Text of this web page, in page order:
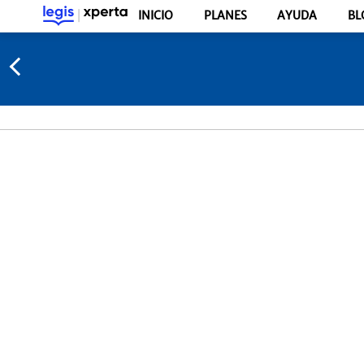
INICIO PLANES AYUDA